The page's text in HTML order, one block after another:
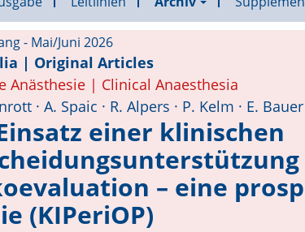
- Mai/Juni 2026
| Original Articles
Anästhesie | Clinical Anaesthesia
· A. Spaic · R. Alpers · P. Kelm · E.
einer klinischen
– eine
(KIPeriOP)